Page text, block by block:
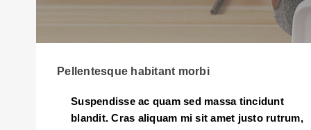
Pellentesque habitant morbi
Suspendisse ac quam sed massa tincidunt
blandit. Cras aliquam mi sit amet justo rutrum,